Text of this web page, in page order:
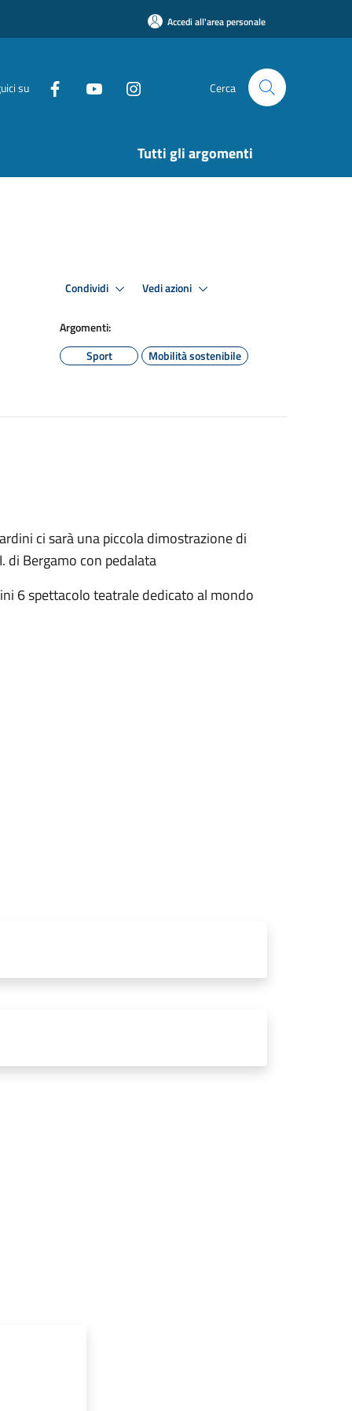
Accedi all'area personale
su Cerca
Tutti gli argomenti
Condividi Vedi azioni
Argomenti:
Sport
Mobilità sostenibile
ci sarà una piccola dimostrazione di
di Bergamo con pedalata
6 spettacolo teatrale dedicato al mondo